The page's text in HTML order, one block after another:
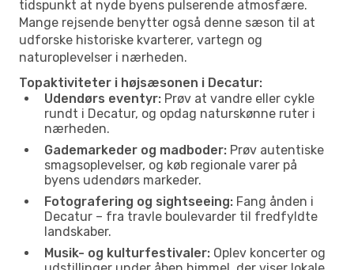
tidspunkt at nyde byens pulserende atmosfære.
Mange rejsende benytter også denne sæson til at
udforske historiske kvarterer, vartegn og
naturoplevelser i nærheden.
Topaktiviteter i højsæsonen i Decatur:
Udendørs eventyr: Prøv at vandre eller cykle
rundt i Decatur, og opdag naturskønne ruter i
nærheden.
Gademarkeder og madboder: Prøv autentiske
smagsoplevelser, og køb regionale varer på
byens udendørs markeder.
Fotografering og sightseeing: Fang ånden i
Decatur – fra travle boulevarder til fredfyldte
landskaber.
Musik- og kulturfestivaler: Oplev koncerter og